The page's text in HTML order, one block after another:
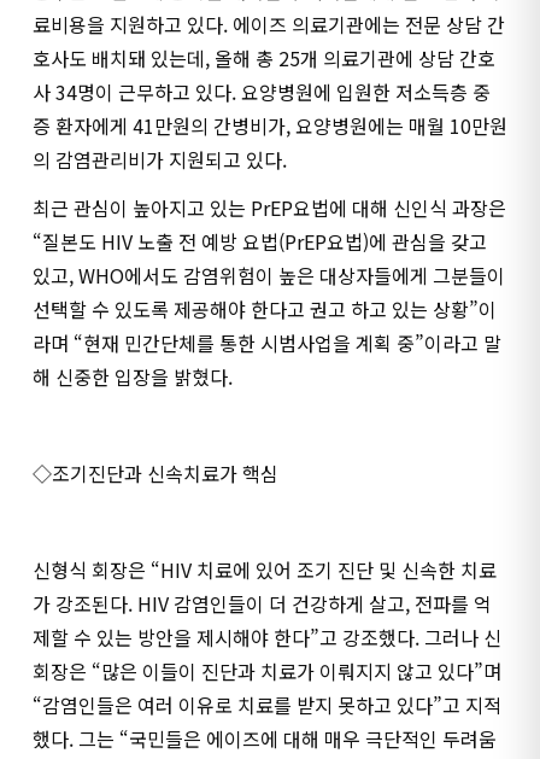
료비용을 지원하고 있다. 에이즈 의료기관에는 전문 상담 간
호사도 배치돼 있는데, 올해 총 25개 의료기관에 상담 간호
사 34명이 근무하고 있다. 요양병원에 입원한 저소득층 중
증 환자에게 41만원의 간병비가, 요양병원에는 매월 10만원
의 감염관리비가 지원되고 있다.
최근 관심이 높아지고 있는 PrEP요법에 대해 신인식 과장은
“질본도 HIV 노출 전 예방 요법(PrEP요법)에 관심을 갖고
있고, WHO에서도 감염위험이 높은 대상자들에게 그분들이
선택할 수 있도록 제공해야 한다고 권고 하고 있는 상황”이
라며 “현재 민간단체를 통한 시범사업을 계획 중”이라고 말
해 신중한 입장을 밝혔다.
◇조기진단과 신속치료가 핵심
신형식 회장은 “HIV 치료에 있어 조기 진단 및 신속한 치료
가 강조된다. HIV 감염인들이 더 건강하게 살고, 전파를 억
제할 수 있는 방안을 제시해야 한다”고 강조했다. 그러나 신
회장은 “많은 이들이 진단과 치료가 이뤄지지 않고 있다”며
“감염인들은 여러 이유로 치료를 받지 못하고 있다”고 지적
했다. 그는 “국민들은 에이즈에 대해 매우 극단적인 두려움